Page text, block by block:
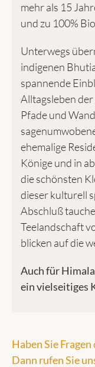
mehr als 15
und zu 100%
Unterwegs
indigenen
spannende
Alltagsleben
Pfade und
ehemalige
Könige und in
die schönsten
dieser kulturell
Abschluß
Teelandschaft
blicken auf die
Auch für
ein vielseitiges
Haben Sie
Dann rufen Sie